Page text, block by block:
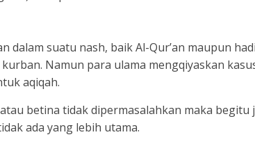
dalam suatu nash, baik Al-Qur’an maupun
Namun para ulama mengqiyaskan
aqiqah.
betina tidak dipermasalahkan maka begitu
ada yang lebih utama.